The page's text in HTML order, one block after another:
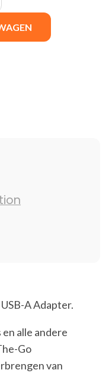
A Adapter.
alle andere
Go
van